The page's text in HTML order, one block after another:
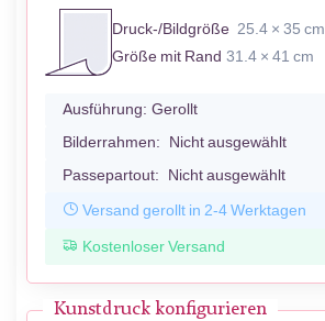
Druck-/Bildgröße 25.4 × 35 cm
Größe mit Rand 31.4 × 41 cm
Ausführung: Gerollt
Bilderrahmen: Nicht ausgewählt
Passepartout: Nicht ausgewählt
Versand gerollt in 2-4 Werktagen
Kostenloser Versand
Kunstdruck konfigurieren